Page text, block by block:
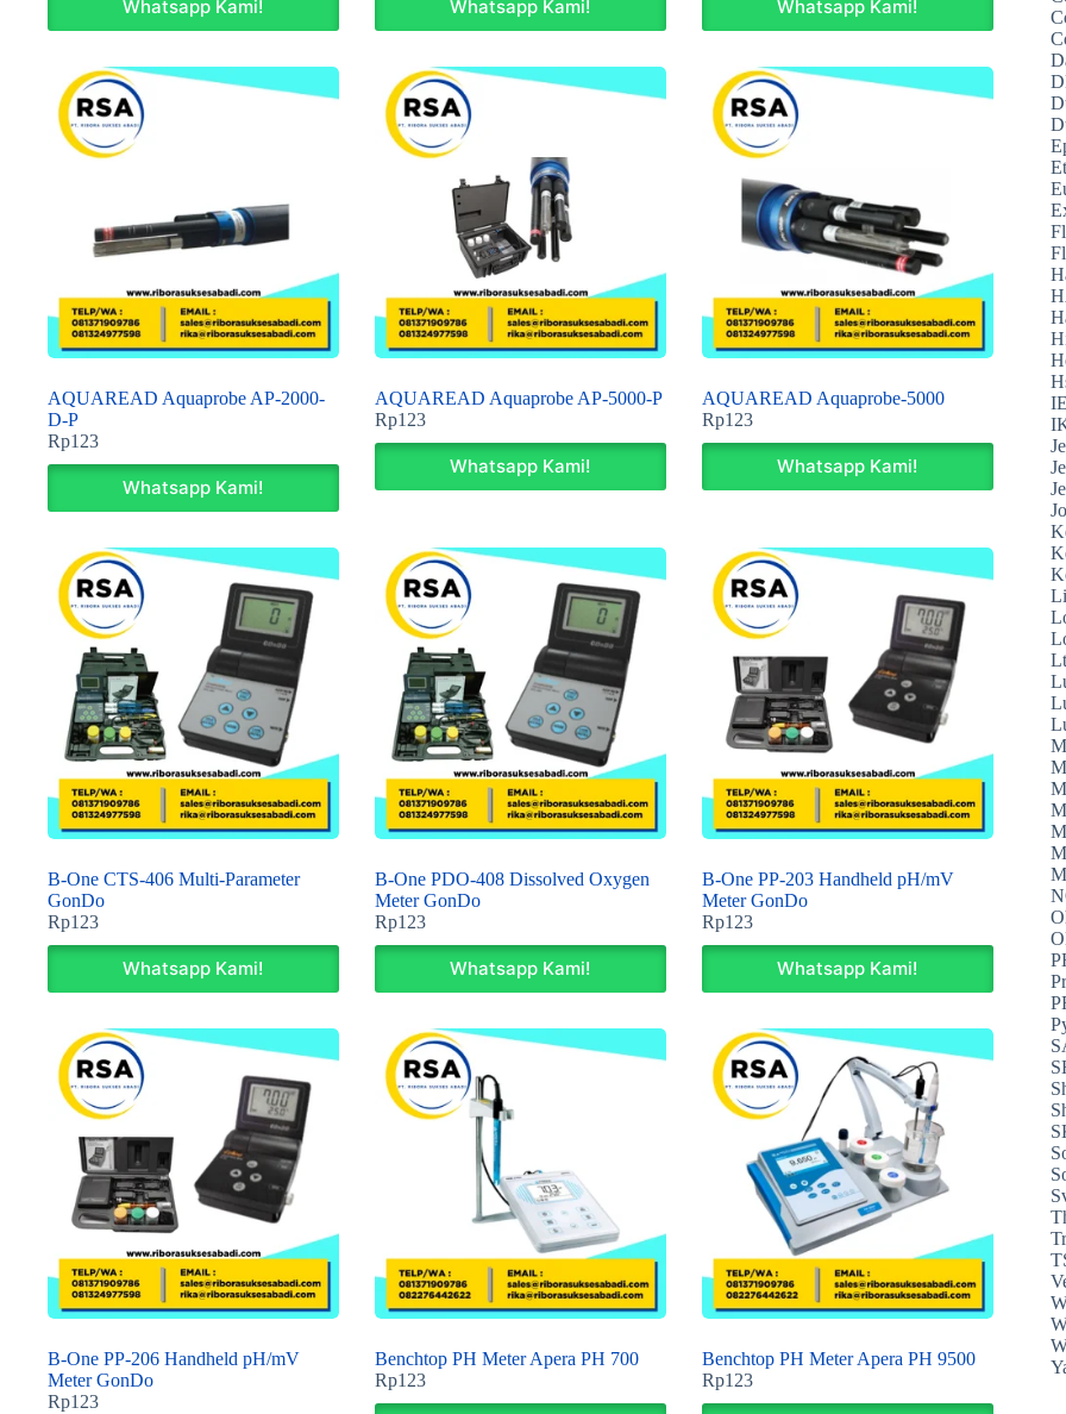
Whatsapp Kami! Whatsapp Kami! Whatsapp Kami!
AQUAREAD Aquaprobe AP-2000-
D-P
Rp123
Whatsapp Kami!
AQUAREAD Aquaprobe AP-5000-P
Rp123
Whatsapp Kami!
AQUAREAD Aquaprobe-5000
Rp123
Whatsapp Kami!
B-One CTS-406 Multi-Parameter
GonDo
Rp123
Whatsapp Kami!
B-One PDO-408 Dissolved Oxygen
Meter GonDo
Rp123
Whatsapp Kami!
B-One PP-203 Handheld pH/mV
Meter GonDo
Rp123
Whatsapp Kami!
B-One PP-206 Handheld pH/mV
Meter GonDo
Rp123
Benchtop PH Meter Apera PH 700
Rp123
Benchtop PH Meter Apera PH 9500
Rp123